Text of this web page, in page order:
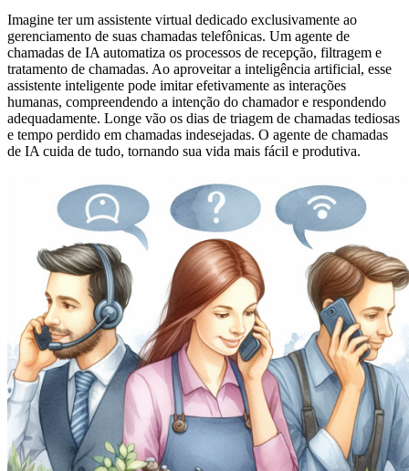
Imagine ter um assistente virtual dedicado exclusivamente ao
gerenciamento de suas chamadas telefônicas. Um agente de
chamadas de IA automatiza os processos de recepção, filtragem e
tratamento de chamadas. Ao aproveitar a inteligência artificial, esse
assistente inteligente pode imitar efetivamente as interações
humanas, compreendendo a intenção do chamador e respondendo
adequadamente. Longe vão os dias de triagem de chamadas tediosas
e tempo perdido em chamadas indesejadas. O agente de chamadas
de IA cuida de tudo, tornando sua vida mais fácil e produtiva.